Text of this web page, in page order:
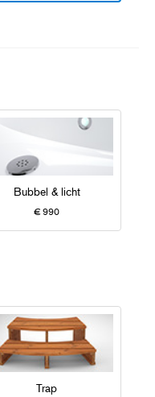
Bubbel & licht
€ 990
Trap